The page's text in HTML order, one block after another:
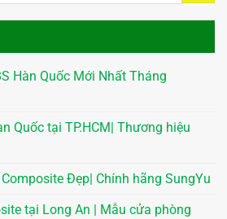
Hàn Quốc Mới Nhất Tháng
Quốc tại TP.HCM| Thương hiệu
Đẹp| Chính hãng SungYu
tại Long An | Mẫu cửa phòng